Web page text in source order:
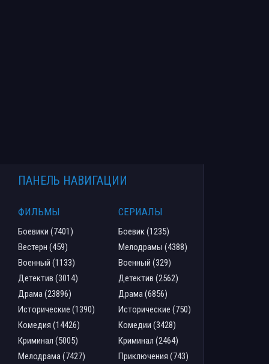
ПАНЕЛЬ НАВИГАЦИИ
ФИЛЬМЫ
Боевики (7401)
Вестерн (459)
Военный (1133)
Детектив (3014)
Драма (23896)
Исторические (1390)
Комедия (14426)
Криминал (5005)
Мелодрама (7427)
СЕРИАЛЫ
Боевик (1235)
Мелодрамы (4388)
Военный (329)
Детектив (2562)
Драма (6856)
Исторические (750)
Комедии (3428)
Криминал (2464)
Приключения (743)